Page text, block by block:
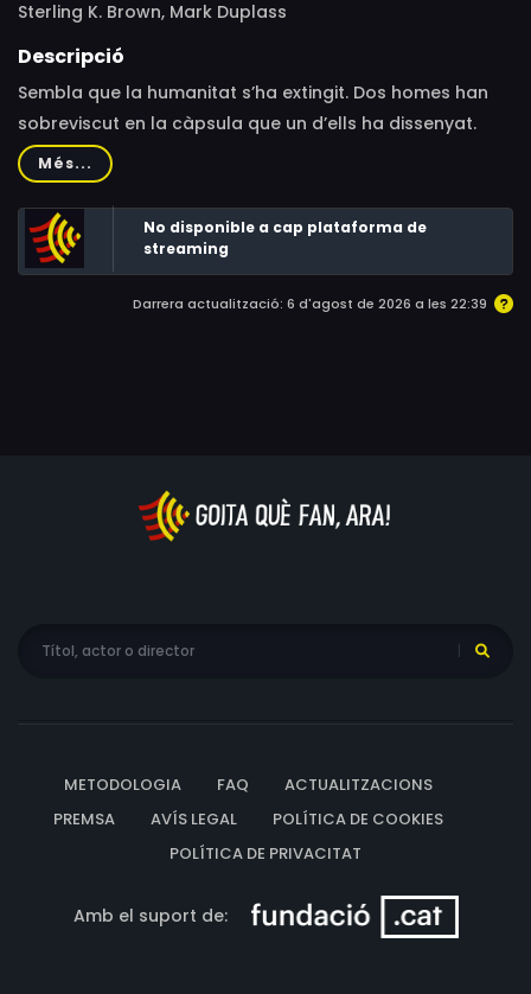
Sterling K. Brown, Mark Duplass
Descripció
Sembla que la humanitat s’ha extingit. Dos homes han
sobreviscut en la càpsula que un d’ells ha dissenyat.
Petits detalls d’allò que li ha passat al món ens
suggereixen que un dels dos ha tingut la culpa de la fi
de l’ésser humà. La seva vida és rutina: esport, aliment
en conserva i un parell de peixos mascles i un de
femella que mantenen amb vida en un petit estany, per
tal que tinguin cries que els alimentin.
Més...
No disponible a cap plataforma de
streaming
Darrera actualització: 6 d'agost de 2026 a les 22:39
METODOLOGIA FAQ
ACTUALITZACIONS
PREMSA
AVÍS LEGAL
POLÍTICA DE COOKIES
POLÍTICA DE PRIVACITAT
Amb el suport de: